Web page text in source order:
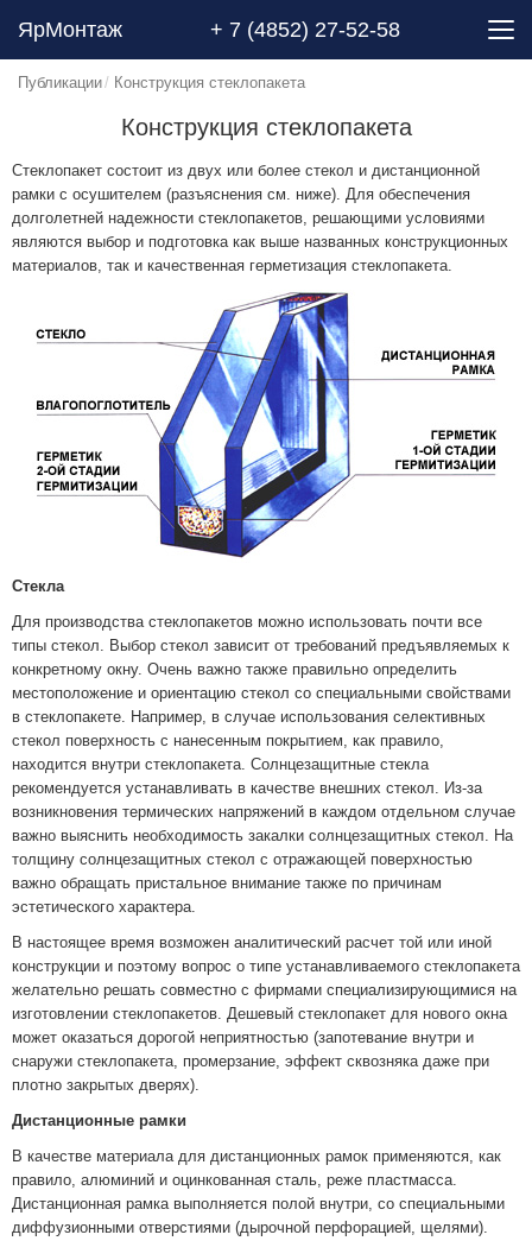
ЯрМонтаж + 7 (4852) 27-52-58
Публикации Конструкция стеклопакета
Конструкция стеклопакета
Стеклопакет состоит из двух или более стекол и дистанционной
рамки с осушителем (разъяснения см. ниже). Для обеспечения
долголетней надежности стеклопакетов, решающими условиями
являются выбор и подготовка как выше названных конструкционных
материалов, так и качественная герметизация стеклопакета.
Стекла
Для производства стеклопакетов можно использовать почти все
типы стекол. Выбор стекол зависит от требований предъявляемых к
конкретному окну. Очень важно также правильно определить
местоположение и ориентацию стекол со специальными свойствами
в стеклопакете. Например, в случае использования селективных
стекол поверхность с нанесенным покрытием, как правило,
находится внутри стеклопакета. Солнцезащитные стекла
рекомендуется устанавливать в качестве внешних стекол. Из-за
возникновения термических напряжений в каждом отдельном случае
важно выяснить необходимость закалки солнцезащитных стекол. На
толщину солнцезащитных стекол с отражающей поверхностью
важно обращать пристальное внимание также по причинам
эстетического характера.
В настоящее время возможен аналитический расчет той или иной
конструкции и поэтому вопрос о типе устанавливаемого стеклопакета
желательно решать совместно с фирмами специализирующимися на
изготовлении стеклопакетов. Дешевый стеклопакет для нового окна
может оказаться дорогой неприятностью (запотевание внутри и
снаружи стеклопакета, промерзание, эффект сквозняка даже при
плотно закрытых дверях).
Дистанционные рамки
В качестве материала для дистанционных рамок применяются, как
правило, алюминий и оцинкованная сталь, реже пластмасса.
Дистанционная рамка выполняется полой внутри, со специальными
диффузионными отверстиями (дырочной перфорацией, щелями).